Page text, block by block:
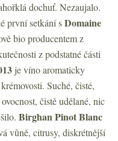
dochuť. Nezaujalo.
první setkání sDomaine
bio producentem z
z podstatné části
je víno aromaticky
Suché, čisté,
čistě udělané, nic
Birghan Pinot Blanc
vůně, citrusy, diskrétnější